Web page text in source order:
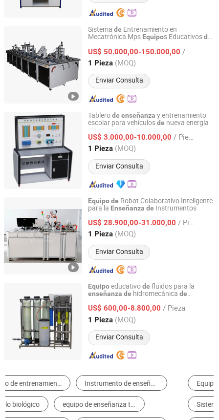
Sistema de Entrenamiento en
Mecatrónica Mps Equipos Educativosde
US$ 50.000,00-150.000,00 / Pieza
1 Pieza (MOQ)
Enviar Consulta
Jinan Should Shine Didactic Equipment Co., Ltd.
Shandong, China Desde 2013
Tablerode enseñanza y entrenamiento
escolar para vehículosde nueva energía
US$ 3.000,00-10.000,00 / Pieza
1 Pieza (MOQ)
Enviar Consulta
Hangzhou Meisu Automotive Parts Co., Ltd
Zhejiang, China Desde 2024
Equipode Robot Colaborativo Inteligente
para la Enseñanza de Instrumentos
US$ 28.900,00-31.000,00 / Pieza
1 Pieza (MOQ)
Enviar Consulta
Peigao Technology (Guangzhou) Co., Ltd.
Guangdong, China Desde 2025
Equipoeducativode fluidos para la
enseñanza de hidromecánica de
US$ 600,00-8.800,00 / Pieza
1 Pieza (MOQ)
Enviar Consulta
Jinan Should Shine Didactic Equipment Co., Ltd.
Shandong, China Desde 2013
Equipo de Entrenamiento de Mecatrónica Maquinaria de Elaboración de Fruta y Verdura)
Sistema de Distribución de Pegamento Modelo de Enseñanza